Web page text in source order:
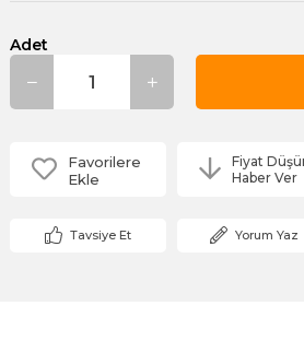
Adet
Favorilere
Ekle
Fiyat
Haber Ver
Tavsiye Et Yorum Yaz